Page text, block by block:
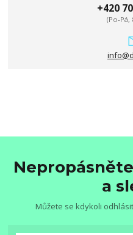
+420
(Po-
a
Můžete se kdykoli